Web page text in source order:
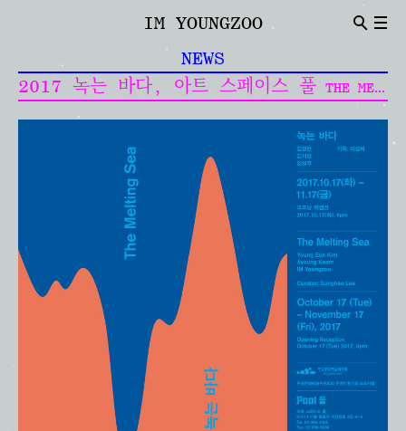
IM YOUNGZOO
ABOUT
Introduction CV
NEWS
Indivisual Project Participation Project
Review
NEWS
2017 녹는 바다, 아트 스페이스 풀 THE MELTING SEA, ART SPACE POOL